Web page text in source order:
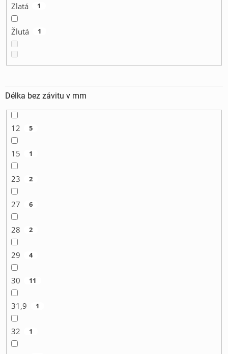
Zlatá 1
Žlutá 1
Délka bez závitu v mm
12 5
15 1
23 2
27 6
28 2
29 4
30 11
31,9 1
32 1